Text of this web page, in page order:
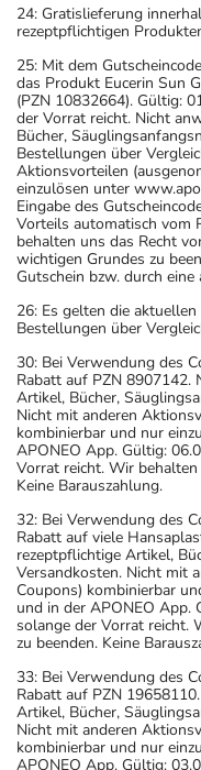
24: Gratislieferung
rezeptpflichtigen
25: Mit dem
das Produkt Eucerin Sun
(PZN 10832664). Gültig:
der Vorrat reicht. Nicht
Bücher,
Bestellungen über
Aktionsvorteilen
einzulösen unter
Eingabe des
Vorteils automatisch vom
behalten uns das Recht
wichtigen Grundes zu
Gutschein bzw. durch
26: Es gelten die aktuellen
Bestellungen über
30: Bei Verwendung des
Rabatt auf PZN 8907142.
Artikel, Bücher,
Nicht mit anderen
kombinierbar und nur
APONEO App. Gültig:
Vorrat reicht. Wir
Keine Barauszahlung.
32: Bei Verwendung des
Rabatt auf viele
rezeptpflichtige Artikel,
Versandkosten. Nicht mit
Coupons) kombinierbar
und in der APONEO App.
solange der Vorrat reicht.
zu beenden. Keine
33: Bei Verwendung des
Rabatt auf PZN
Artikel, Bücher,
Nicht mit anderen
kombinierbar und nur
APONEO App. Gültig: